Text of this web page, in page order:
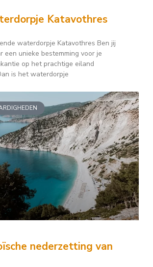
Katavothres
waterdorpje Katavothres Ben jij
een unieke bestemming voor je
op het prachtige eiland
is het waterdorpje
nederzetting van